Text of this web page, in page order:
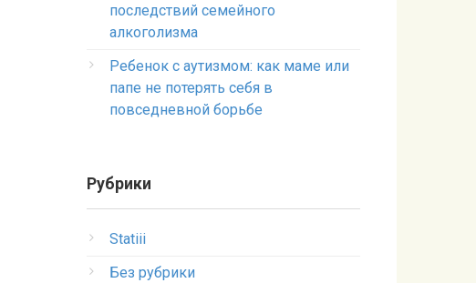
последствий семейного
алкоголизма
Ребенок с аутизмом: как маме или
папе не потерять себя в
повседневной борьбе
Рубрики
Statiii
Без рубрики